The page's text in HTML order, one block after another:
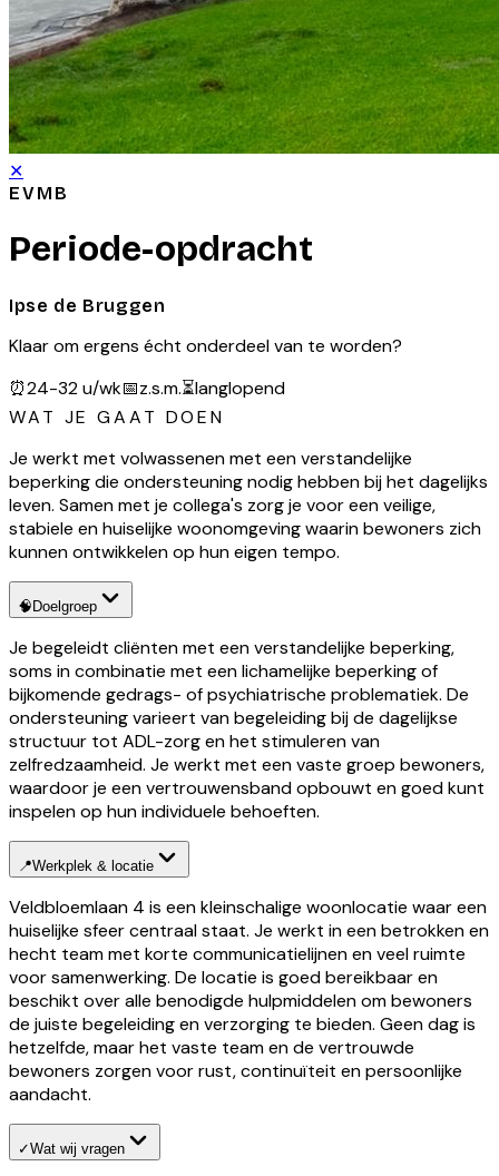
✕
EVMB
Periode-opdracht
Ipse de Bruggen
Klaar om ergens écht onderdeel van te worden?
⏰24-32 u/wk📅z.s.m.⏳langlopend
WAT JE GAAT DOEN
Je werkt met volwassenen met een verstandelijke
beperking die ondersteuning nodig hebben bij het dagelijks
leven. Samen met je collega's zorg je voor een veilige,
stabiele en huiselijke woonomgeving waarin bewoners zich
kunnen ontwikkelen op hun eigen tempo.
🧠 Doelgroep
Je begeleidt cliënten met een verstandelijke beperking,
soms in combinatie met een lichamelijke beperking of
bijkomende gedrags- of psychiatrische problematiek. De
ondersteuning varieert van begeleiding bij de dagelijkse
structuur tot ADL-zorg en het stimuleren van
zelfredzaamheid. Je werkt met een vaste groep bewoners,
waardoor je een vertrouwensband opbouwt en goed kunt
inspelen op hun individuele behoeften.
📍Werkplek & locatie
Veldbloemlaan 4 is een kleinschalige woonlocatie waar een
huiselijke sfeer centraal staat. Je werkt in een betrokken en
hecht team met korte communicatielijnen en veel ruimte
voor samenwerking. De locatie is goed bereikbaar en
beschikt over alle benodigde hulpmiddelen om bewoners
de juiste begeleiding en verzorging te bieden. Geen dag is
hetzelfde, maar het vaste team en de vertrouwde
bewoners zorgen voor rust, continuïteit en persoonlijke
aandacht.
✓Wat wij vragen